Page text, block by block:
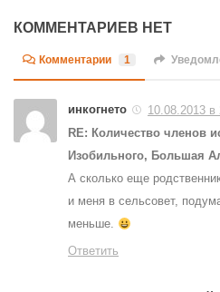
КОММЕНТАРИЕВ НЕТ
Комментарии 1
инкогнето
10.08.2013 в
RE: Количество членов
Изобильного, Большая
А сколько еще
и меня в сельсовет,
меньше.
Ответить